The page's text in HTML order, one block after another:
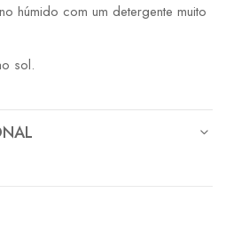
húmido com um detergente muito
sol.